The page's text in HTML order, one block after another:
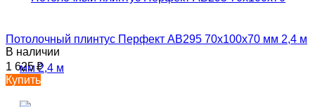
Потолочный плинтус Перфект AB295 70х100х70 мм 2,4 м
В наличии
1 625₽
Купить